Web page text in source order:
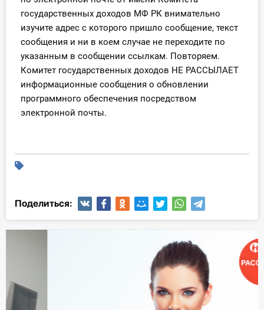
государственных доходов МФ РК внимательно
изучите адрес с которого пришло сообщение, текст
сообщения и ни в коем случае не переходите по
указанным в сообщении ссылкам. Повторяем.
Комитет государственных доходов НЕ РАССЫЛАЕТ
информационные сообщения о обновлении
программного обеспечения посредством
электронной почты.
Поделиться: